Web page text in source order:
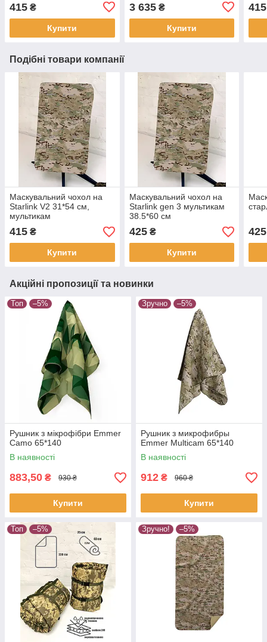
415 ₴
Купити
3 635₴
Купити
415
Подібні товари компанії
Маскувальний чохол на
Starlink V2 31*54 см,
мультикам
415 ₴
Купити
Маскувальний чохол на
Starlink gen 3 мультикам
38.5*60 см
425₴
Купити
425
Акційні пропозиції та новинки
Топ –5%
Рушник з мікрофібри Emmer
Camo 65*140
В наявності
883,50 ₴ 930 ₴
Купити
Зручно –5%
Рушник з микрофибры
Emmer Multicam 65*140
В наявності
912 ₴ 960 ₴
Купити
Топ –5% Зручно! –5%